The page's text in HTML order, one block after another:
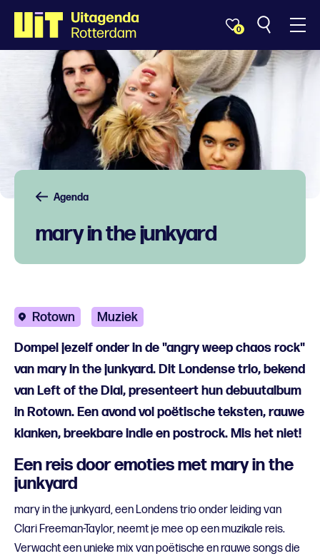
0
Agenda
mary in the junkyard
Rotown Muziek
Dompel jezelf onder in de "angry weep chaos rock"
van mary in the junkyard. Dit Londense trio, bekend
van Left of the Dial, presenteert hun debuutalbum
in Rotown. Een avond vol poëtische teksten, rauwe
klanken, breekbare indie en postrock. Mis het niet!
Een reis door emoties met mary in the
junkyard
mary in the junkyard, een Londens trio onder leiding van
Clari Freeman-Taylor, neemt je mee op een muzikale reis.
Verwacht een unieke mix van poëtische en rauwe songs die